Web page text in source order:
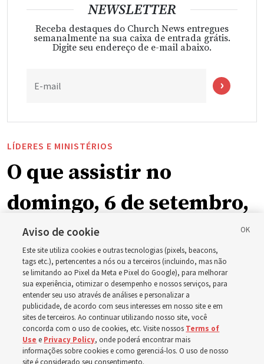
NEWSLETTER
Receba destaques do Church News entregues
semanalmente na sua caixa de entrada grátis.
Digite seu endereço de e-mail abaixo.
E-mail
LÍDERES E MINISTÉRIOS
O que assistir no
domingo, 6 de setembro,
como ala ou ramo, em
relação à nova
programação dominical
Os vídeos incluem instruções de Élder Bednar, Élder
Kearon e de outros líderes da Igreja
Aviso de cookie
Este site utiliza cookies e outras tecnologias (pixels, beacons,
tags etc.), pertencentes a nós ou a terceiros (incluindo, mas não
se limitando ao Pixel da Meta e Pixel do Google), para melhorar
sua experiência, otimizar o desempenho e nossos serviços, para
entender seu uso através de análises e personalizar a
publicidade, de acordo com seus interesses em nosso site e em
sites de terceiros. Ao continuar utilizando nosso site, você
concorda com o uso de cookies, etc. Visite nossos Terms of
Use e Privacy Policy, onde poderá encontrar mais
informações sobre cookies e como gerenciá-los. O uso de nosso
site é considerado seu consentimento.